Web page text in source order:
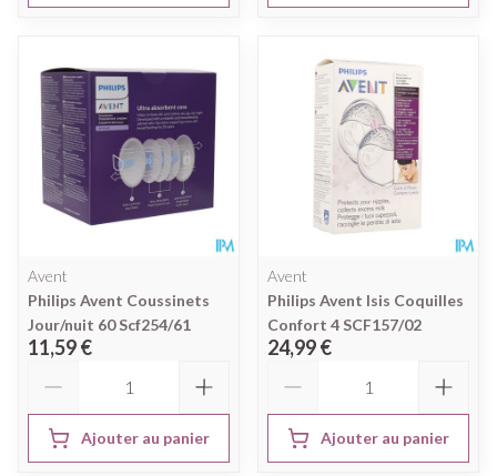
Avent
Philips Avent Coussinets
Jour/nuit 60 Scf254/61
11,59 €
Ajouter au panier
Avent
Philips Avent Isis Coquilles
Confort 4 SCF157/02
24,99 €
Ajouter au panier